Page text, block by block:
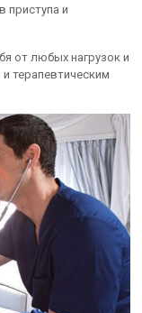
приступа и
от любых нагрузок и
терапевтическим